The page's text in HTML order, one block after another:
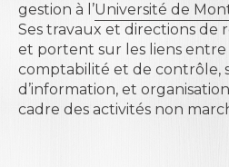
gestion à l’Université de
Ses travaux et directions de
et portent sur les liens entre
comptabilité et de contrôle,
d’information, et
cadre des activités non